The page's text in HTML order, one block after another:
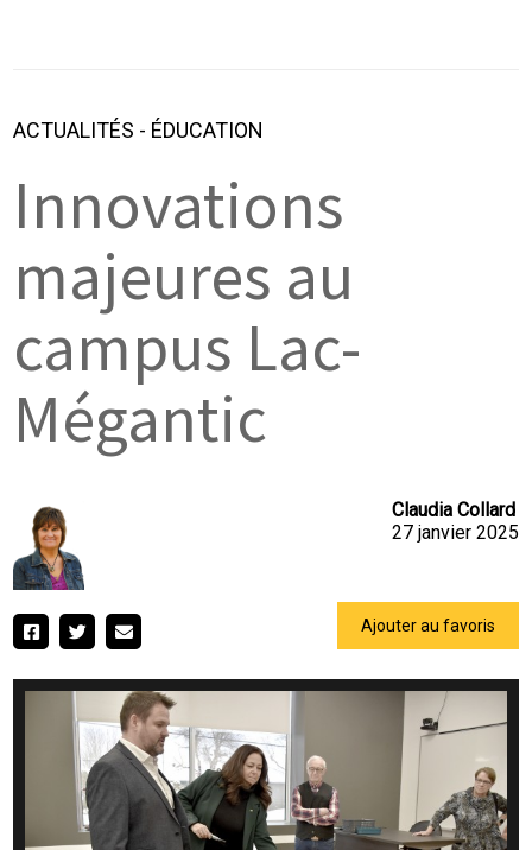
ACTUALITÉS - ÉDUCATION
Innovations
majeures au
campus Lac-
Mégantic
Claudia Collard
27 janvier 2025
Ajouter au favoris